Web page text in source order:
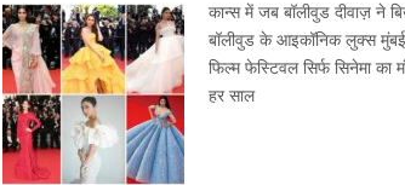
कान्स में जब बॉलीवुड दीवाज़ ने
बॉलीवुड के आइकॉनिक लुक्स मुंबई/
फिल्म फेस्टिवल सिर्फ सिनेमा
हर साल